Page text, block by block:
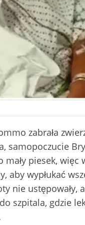
zabrała
samopoczucie
mały piesek,
aby wypłukać
nie ustępowały,
szpitala, gdzie